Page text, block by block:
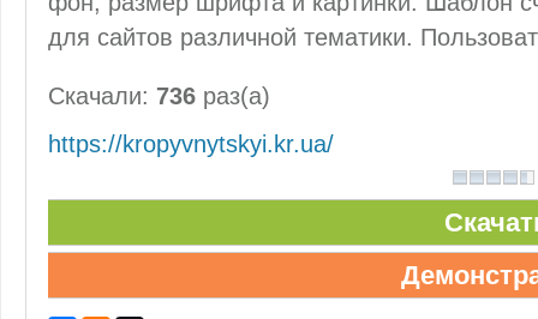
для сайтов различной тематики.
Скачали: 736 раз(а)
https://kropyvnytskyi.kr.ua/